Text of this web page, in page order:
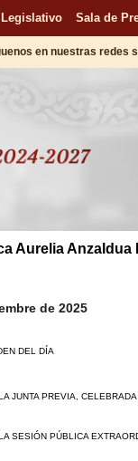
Sala de
en nuestras redes
Aurelia Anzaldua
de 2025
DEL DÍA
JUNTA PREVIA,
SESIÓN PÚBLICA